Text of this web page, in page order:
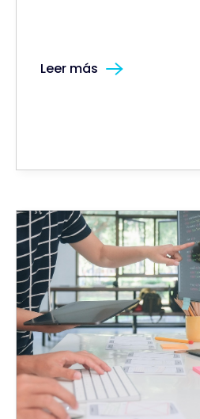
Leer más